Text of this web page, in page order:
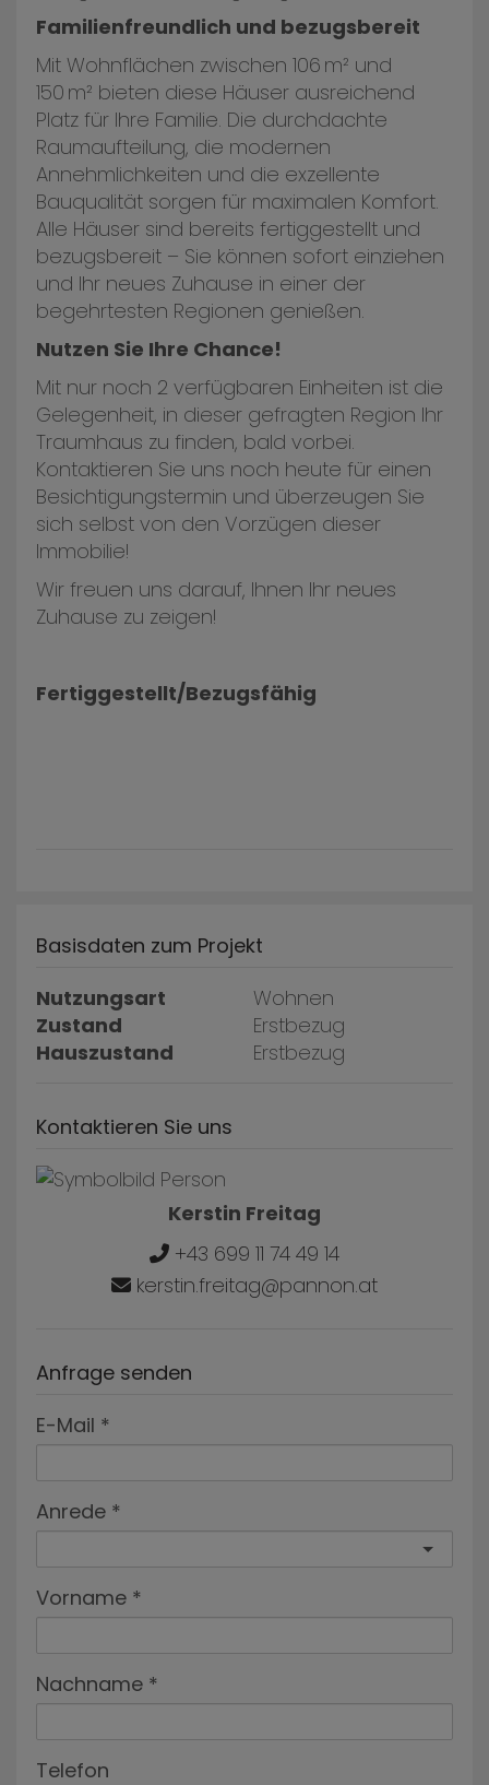
Familienfreundlich und bezugsbereit
Mit Wohnflächen zwischen 106 m² und
150 m² bieten diese Häuser ausreichend
Platz für Ihre Familie. Die durchdachte
Raumaufteilung, die modernen
Annehmlichkeiten und die exzellente
Bauqualität sorgen für maximalen Komfort.
Alle Häuser sind bereits fertiggestellt und
bezugsbereit – Sie können sofort einziehen
und Ihr neues Zuhause in einer der
begehrtesten Regionen genießen.
Nutzen Sie Ihre Chance!
Mit nur noch 2 verfügbaren Einheiten ist die
Gelegenheit, in dieser gefragten Region Ihr
Traumhaus zu finden, bald vorbei.
Kontaktieren Sie uns noch heute für einen
Besichtigungstermin und überzeugen Sie
sich selbst von den Vorzügen dieser
Immobilie!
Wir freuen uns darauf, Ihnen Ihr neues
Zuhause zu zeigen!
Fertiggestellt/Bezugsfähig
Basisdaten zum Projekt
Nutzungsart
Wohnen
Zustand
Erstbezug
Hauszustand
Erstbezug
Kontaktieren Sie uns
Kerstin Freitag
+43 699 11 74 49 14
kerstin.freitag@pannon.at
Anfrage senden
E-Mail
Anrede
Vorname
Nachname
Telefon